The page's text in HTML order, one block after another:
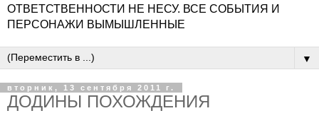
ОТВЕТСТВЕННОСТИ НЕ НЕСУ. ВСЕ СОБЫТИЯ И
ПЕРСОНАЖИ ВЫМЫШЛЕННЫЕ
▼
вторник, 13 сентября 2011 г.
ДОДИНЫ ПОХОЖДЕНИЯ